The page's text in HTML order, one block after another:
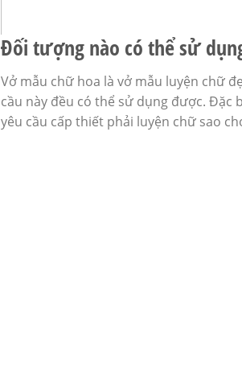
Đối tượng nào có thể sử
Vở mẫu chữ hoa là vở mẫu luyện chữ
cầu này đều có thể sử dụng được. Đặc
yêu cầu cấp thiết phải luyện chữ sao